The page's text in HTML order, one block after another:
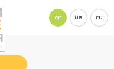
en ua ru